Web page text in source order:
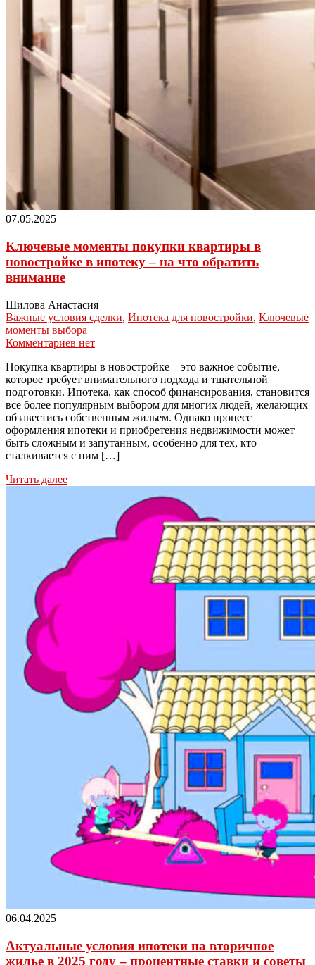
07.05.2025
Ключевые моменты покупки квартиры в
новостройке в ипотеку – на что обратить
внимание
Шилова Анастасия
Важные условия сделки, Ипотека для новостройки, Ключевые
моменты выбора
Комментариев нет
Покупка квартиры в новостройке – это важное событие,
которое требует внимательного подхода и тщательной
подготовки. Ипотека, как способ финансирования, становится
все более популярным выбором для многих людей, желающих
обзавестись собственным жильем. Однако процесс
оформления ипотеки и приобретения недвижимости может
быть сложным и запутанным, особенно для тех, кто
сталкивается с ним […]
Читать далее
06.04.2025
Актуальные условия ипотеки на вторичное
жилье в 2025 году – процентные ставки и советы